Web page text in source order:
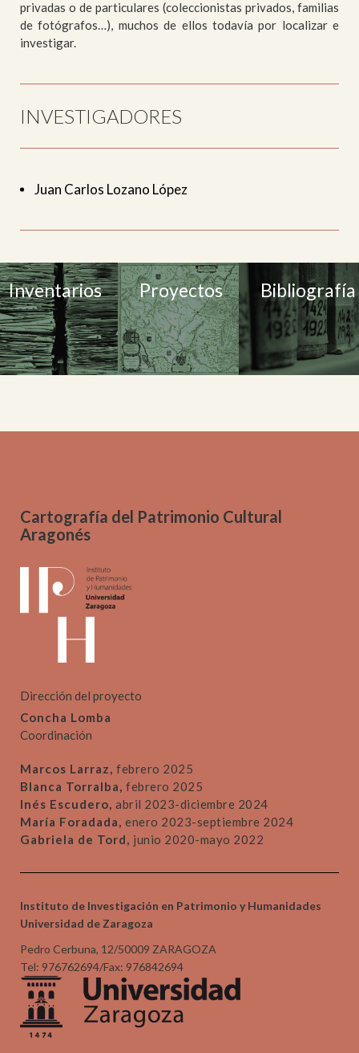
privadas o de particulares (coleccionistas privados, familias
de fotógrafos…), muchos de ellos todavía por localizar e
investigar.
INVESTIGADORES
Juan Carlos Lozano López
Inventarios Proyectos Bibliografía
Cartografía del Patrimonio Cultural
Aragonés
Dirección del proyecto
Concha Lomba
Coordinación
Marcos Larraz, febrero 2025
Blanca Torralba, febrero 2025
Inés Escudero, abril 2023-diciembre 2024
María Foradada, enero 2023-septiembre 2024
Gabriela de Tord, junio 2020-mayo 2022
Instituto de Investigación en Patrimonio y Humanidades
Universidad de Zaragoza
Pedro Cerbuna, 12/50009 ZARAGOZA
Tel: 976762694/Fax: 976842694